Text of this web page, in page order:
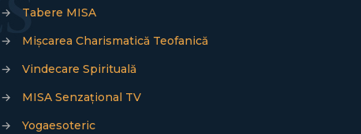
→
Tabere MISA
→
Mișcarea Charismatică Teofanică
→
Vindecare Spirituală
→
MISA Senzațional TV
→
Yogaesoteric